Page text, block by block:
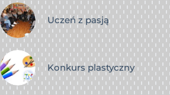
Uczeń z pasją
Konkurs plastyczny